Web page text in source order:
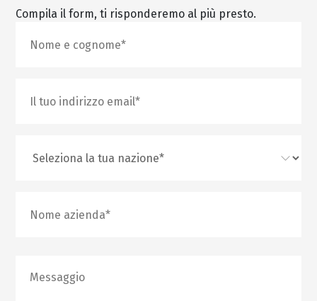
Compila il form, ti risponderemo al più presto.